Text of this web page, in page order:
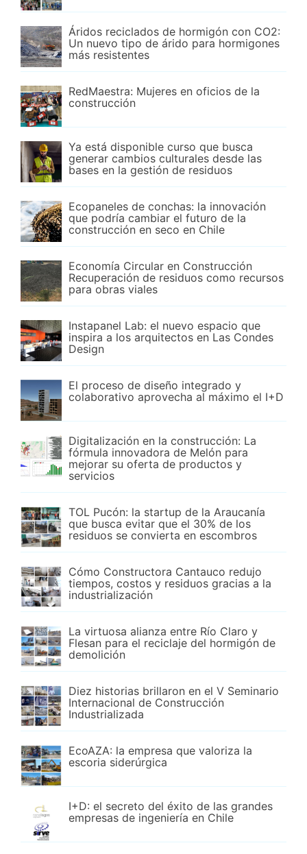
Áridos reciclados de hormigón con CO2:
Un nuevo tipo de árido para hormigones
más resistentes
RedMaestra: Mujeres en oficios de la
construcción
Ya está disponible curso que busca
generar cambios culturales desde las
bases en la gestión de residuos
Ecopaneles de conchas: la innovación
que podría cambiar el futuro de la
construcción en seco en Chile
Economía Circular en Construcción
Recuperación de residuos como recursos
para obras viales
Instapanel Lab: el nuevo espacio que
inspira a los arquitectos en Las Condes
Design
El proceso de diseño integrado y
colaborativo aprovecha al máximo el I+D
Digitalización en la construcción: La
fórmula innovadora de Melón para
mejorar su oferta de productos y
servicios
TOL Pucón: la startup de la Araucanía
que busca evitar que el 30% de los
residuos se convierta en escombros
Cómo Constructora Cantauco redujo
tiempos, costos y residuos gracias a la
industrialización
La virtuosa alianza entre Río Claro y
Flesan para el reciclaje del hormigón de
demolición
Diez historias brillaron en el V Seminario
Internacional de Construcción
Industrializada
EcoAZA: la empresa que valoriza la
escoria siderúrgica
I+D: el secreto del éxito de las grandes
empresas de ingeniería en Chile